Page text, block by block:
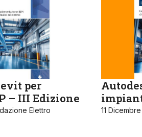
per
– III Edizione
Elettro 11